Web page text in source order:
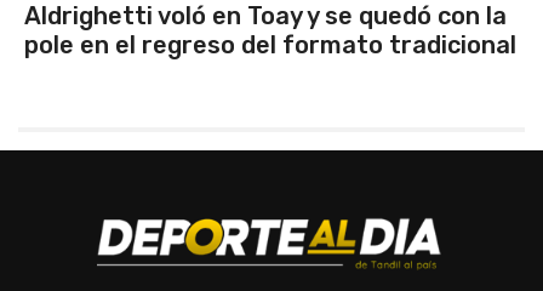
Emanuel Ance, subcampeón nacional en
Rosario